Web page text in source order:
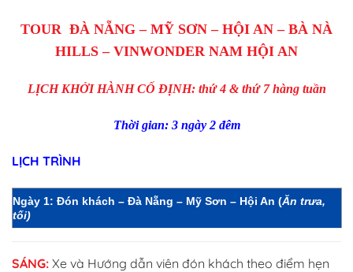
TOUR ĐÀ NẴNG – MỸ SƠN – HỘI AN – BÀ NÀ
HILLS – VINWONDER NAM HỘI AN
LỊCH KHỞI HÀNH CỐ ĐỊNH: thứ 4 & thứ 7 hàng tuần
Thời gian: 3 ngày 2 đêm
LỊCH TRÌNH
Ngày 1: Đón khách – Đà Nẵng – Mỹ Sơn – Hội An (Ăn trưa,
tối)
SÁNG: Xe và Hướng dẫn viên đón khách theo điểm hẹn